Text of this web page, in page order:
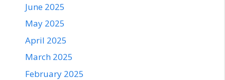
June 2025
May 2025
April 2025
March 2025
February 2025